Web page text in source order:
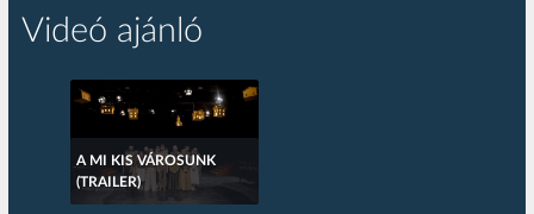
Videó ajánló
A MI KIS VÁROSUNK
(TRAILER)